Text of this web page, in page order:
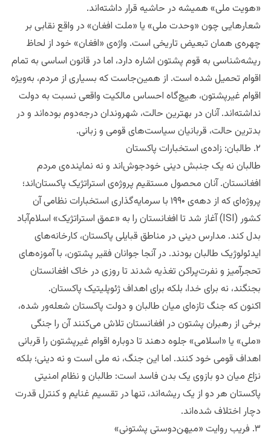
«هویت ملی» همیشه در حاشیه قرار داشته‌اند.
شعارهایی چون «وحدت ملی» یا «ملت افغان» در واقع نقابی بر
چهره‌ی همان تبعیض تاریخی است. واژه‌ی «افغان» خود از لحاظ
ریشه‌شناسی به قوم پشتون اشاره دارد، اما در قانون اساسی به تمام
اقوام تحمیل شده است. از همین‌جاست که بسیاری از مردم، به‌ویژه
اقوام غیرپشتون، هیچ‌گاه احساس مالکیت واقعی نسبت به دولت
نداشته‌اند. آنان در بهترین حالت، شهروندان درجه‌دوم بوده‌اند و در
بدترین حالت، قربانیان سیاست‌های قومی و زبانی.
۲. طالبان: زاده‌ی استخبارات پاکستان
طالبان نه یک جنبش دینی خودجوش‌اند و نه نماینده‌ی مردم
افغانستان. آنان محصول مستقیم پروژه‌ی استراتژیک پاکستان‌اند؛
پروژه‌ای که از دهه‌ی ۱۹۹۰ با سرمایه‌گذاری استخبارات نظامی آن
کشور (ISI) آغاز شد تا افغانستان را به «عمق استراتژیک» اسلام‌آباد
بدل کند. مدارس دینی در مناطق قبایلی پاکستان، کارخانه‌های
ایدئولوژیک طالبان بودند. در آنجا جوانان فقیر پشتون، با آموزه‌های
تحجرآمیز و نفرت‌پراکن تغذیه شدند تا روزی در خاک افغانستان
بجنگند، نه برای خدا، بلکه برای اهداف ژئوپلیتیک پاکستان.
اکنون که جنگ تازه‌ای میان طالبان و دولت پاکستان شعله‌ور شده،
برخی از رهبران پشتون در افغانستان تلاش می‌کنند آن را جنگی
«ملی» یا «اسلامی» جلوه دهند تا دوباره اقوام غیرپشتون را قربانی
اهداف قومی خود کنند. اما این جنگ، نه ملی است و نه دینی؛ بلکه
نزاع میان دو بازوی یک بدن فاسد است: طالبان و نظام امنیتی
پاکستان هر دو از یک ریشه‌اند، تنها در تقسیم غنایم و کنترل قدرت
دچار اختلاف شده‌اند.
۳. فریب روایت «میهن‌دوستی پشتونی»